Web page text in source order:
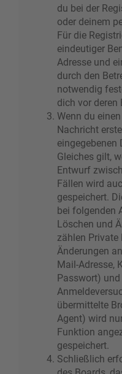
du bei der
oder deinem
Für die
eindeutiger
Adresse und
durch den
notwendig
dich vor deren
Wenn du
Nachricht
eingegebenen
Gleiches gilt,
Entwurf
Fällen wird
gespeichert.
bei folgenden
Löschen und
zählen Private
Änderungen
Mail-Adresse,
Passwort)
übermittelte
Agent) wird
Funktion
gespeichert.
Schließlich